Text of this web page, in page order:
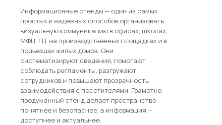
Информационные стенды — один из самых
простых и надёжных способов организовать
визуальную коммуникацию в офисах, школах,
МФЦ, ТЦ, на производственных площадках и в
подъездах жилых домов. Они
систематизируют сведения, помогают
соблюдать регламенты, разгружают
сотрудников и повышают прозрачность
взаимодействия с посетителями. Грамотно
продуманный стенд делает пространство
понятнее и безопаснее, а информация —
доступнее и актуальнее.